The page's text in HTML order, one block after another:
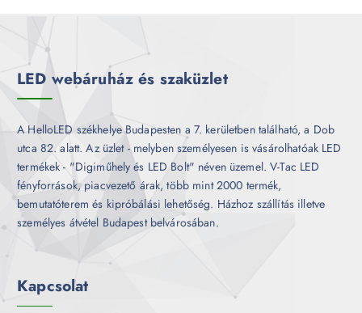
LED webáruház és szaküzlet
A HelloLED székhelye Budapesten a 7. kerületben található, a Dob
utca 82. alatt. Az üzlet - melyben személyesen is vásárolhatóak LED
termékek - "Digiműhely és LED Bolt" néven üzemel. V-Tac LED
fényforrások, piacvezető árak, több mint 2000 termék,
bemutatóterem és kipróbálási lehetőség. Házhoz szállítás illetve
személyes átvétel Budapest belvárosában.
Kapcsolat